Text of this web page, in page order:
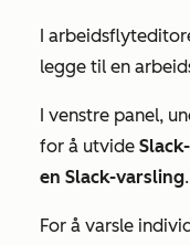
I
legge til en
I venstre panel,
for å utvide
en Slack-varsling.
For å varsle